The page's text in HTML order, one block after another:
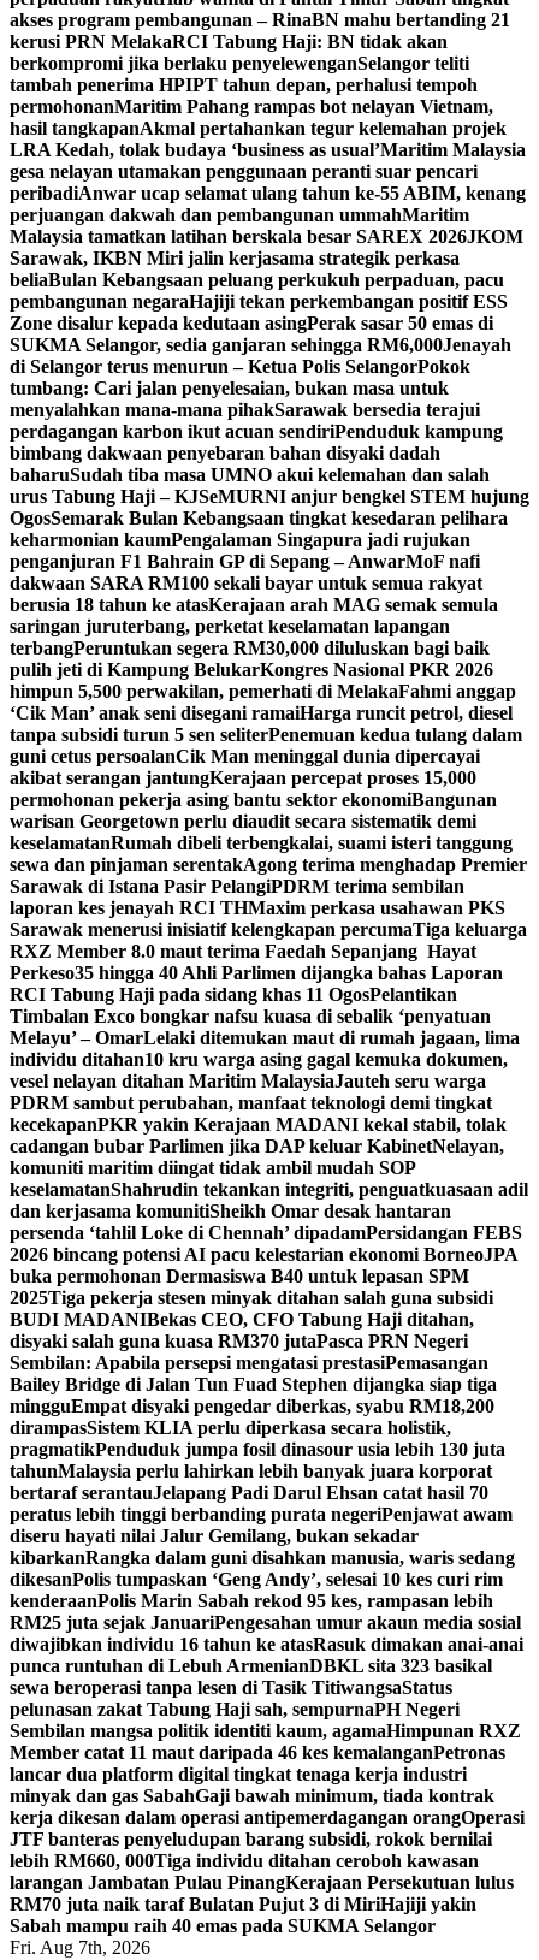
akses program pembangunan – RinaBN mahu bertanding 21
kerusi PRN MelakaRCI Tabung Haji: BN tidak akan
berkompromi jika berlaku penyelewenganSelangor teliti
tambah penerima HPIPT tahun depan, perhalusi tempoh
permohonanMaritim Pahang rampas bot nelayan Vietnam,
hasil tangkapanAkmal pertahankan tegur kelemahan projek
LRA Kedah, tolak budaya ‘business as usual’Maritim Malaysia
gesa nelayan utamakan penggunaan peranti suar pencari
peribadiAnwar ucap selamat ulang tahun ke-55 ABIM, kenang
perjuangan dakwah dan pembangunan ummahMaritim
Malaysia tamatkan latihan berskala besar SAREX 2026JKOM
Sarawak, IKBN Miri jalin kerjasama strategik perkasa
beliaBulan Kebangsaan peluang perkukuh perpaduan, pacu
pembangunan negaraHajiji tekan perkembangan positif ESS
Zone disalur kepada kedutaan asingPerak sasar 50 emas di
SUKMA Selangor, sedia ganjaran sehingga RM6,000Jenayah
di Selangor terus menurun – Ketua Polis SelangorPokok
tumbang: Cari jalan penyelesaian, bukan masa untuk
menyalahkan mana-mana pihakSarawak bersedia terajui
perdagangan karbon ikut acuan sendiriPenduduk kampung
bimbang dakwaan penyebaran bahan disyaki dadah
baharuSudah tiba masa UMNO akui kelemahan dan salah
urus Tabung Haji – KJSeMURNI anjur bengkel STEM hujung
OgosSemarak Bulan Kebangsaan tingkat kesedaran pelihara
keharmonian kaumPengalaman Singapura jadi rujukan
penganjuran F1 Bahrain GP di Sepang – AnwarMoF nafi
dakwaan SARA RM100 sekali bayar untuk semua rakyat
berusia 18 tahun ke atasKerajaan arah MAG semak semula
saringan juruterbang, perketat keselamatan lapangan
terbangPeruntukan segera RM30,000 diluluskan bagi baik
pulih jeti di Kampung BelukarKongres Nasional PKR 2026
himpun 5,500 perwakilan, pemerhati di MelakaFahmi anggap
‘Cik Man’ anak seni disegani ramaiHarga runcit petrol, diesel
tanpa subsidi turun 5 sen seliterPenemuan kedua tulang dalam
guni cetus persoalanCik Man meninggal dunia dipercayai
akibat serangan jantungKerajaan percepat proses 15,000
permohonan pekerja asing bantu sektor ekonomiBangunan
warisan Georgetown perlu diaudit secara sistematik demi
keselamatanRumah dibeli terbengkalai, suami isteri tanggung
sewa dan pinjaman serentakAgong terima menghadap Premier
Sarawak di Istana Pasir PelangiPDRM terima sembilan
laporan kes jenayah RCI THMaxim perkasa usahawan PKS
Sarawak menerusi inisiatif kelengkapan percumaTiga keluarga
RXZ Member 8.0 maut terima Faedah Sepanjang Hayat
Perkeso35 hingga 40 Ahli Parlimen dijangka bahas Laporan
RCI Tabung Haji pada sidang khas 11 OgosPelantikan
Timbalan Exco bongkar nafsu kuasa di sebalik ‘penyatuan
Melayu’ – OmarLelaki ditemukan maut di rumah jagaan, lima
individu ditahan10 kru warga asing gagal kemuka dokumen,
vesel nelayan ditahan Maritim MalaysiaJauteh seru warga
PDRM sambut perubahan, manfaat teknologi demi tingkat
kecekapanPKR yakin Kerajaan MADANI kekal stabil, tolak
cadangan bubar Parlimen jika DAP keluar KabinetNelayan,
komuniti maritim diingat tidak ambil mudah SOP
keselamatanShahrudin tekankan integriti, penguatkuasaan adil
dan kerjasama komunitiSheikh Omar desak hantaran
persenda ‘tahlil Loke di Chennah’ dipadamPersidangan FEBS
2026 bincang potensi AI pacu kelestarian ekonomi BorneoJPA
buka permohonan Dermasiswa B40 untuk lepasan SPM
2025Tiga pekerja stesen minyak ditahan salah guna subsidi
BUDI MADANIBekas CEO, CFO Tabung Haji ditahan,
disyaki salah guna kuasa RM370 jutaPasca PRN Negeri
Sembilan: Apabila persepsi mengatasi prestasiPemasangan
Bailey Bridge di Jalan Tun Fuad Stephen dijangka siap tiga
mingguEmpat disyaki pengedar diberkas, syabu RM18,200
dirampasSistem KLIA perlu diperkasa secara holistik,
pragmatikPenduduk jumpa fosil dinasour usia lebih 130 juta
tahunMalaysia perlu lahirkan lebih banyak juara korporat
bertaraf serantauJelapang Padi Darul Ehsan catat hasil 70
peratus lebih tinggi berbanding purata negeriPenjawat awam
diseru hayati nilai Jalur Gemilang, bukan sekadar
kibarkanRangka dalam guni disahkan manusia, waris sedang
dikesanPolis tumpaskan ‘Geng Andy’, selesai 10 kes curi rim
kenderaanPolis Marin Sabah rekod 95 kes, rampasan lebih
RM25 juta sejak JanuariPengesahan umur akaun media sosial
diwajibkan individu 16 tahun ke atasRasuk dimakan anai-anai
punca runtuhan di Lebuh ArmenianDBKL sita 323 basikal
sewa beroperasi tanpa lesen di Tasik TitiwangsaStatus
pelunasan zakat Tabung Haji sah, sempurnaPH Negeri
Sembilan mangsa politik identiti kaum, agamaHimpunan RXZ
Member catat 11 maut daripada 46 kes kemalanganPetronas
lancar dua platform digital tingkat tenaga kerja industri
minyak dan gas SabahGaji bawah minimum, tiada kontrak
kerja dikesan dalam operasi antipemerdagangan orangOperasi
JTF banteras penyeludupan barang subsidi, rokok bernilai
lebih RM660, 000Tiga individu ditahan ceroboh kawasan
larangan Jambatan Pulau PinangKerajaan Persekutuan lulus
RM70 juta naik taraf Bulatan Pujut 3 di MiriHajiji yakin
Sabah mampu raih 40 emas pada SUKMA Selangor
Fri. Aug 7th, 2026